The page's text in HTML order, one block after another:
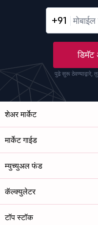
+91
डिमॅट
पुढे सुरू ठेवण्याद्वारे,
शेअर मार्केट
मार्केट गाईड
म्युच्युअल फंड
कॅल्क्युलेटर
टॉप स्टॉक